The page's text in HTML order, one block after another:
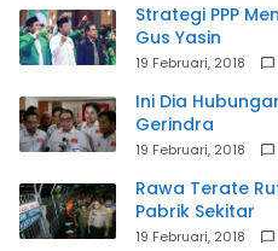
Strategi PPP
Gus Yasin
19 Februari, 2018
Ini Dia
Gerindra
19 Februari, 2018
Rawa Terate
Pabrik Sekitar
19 Februari, 2018